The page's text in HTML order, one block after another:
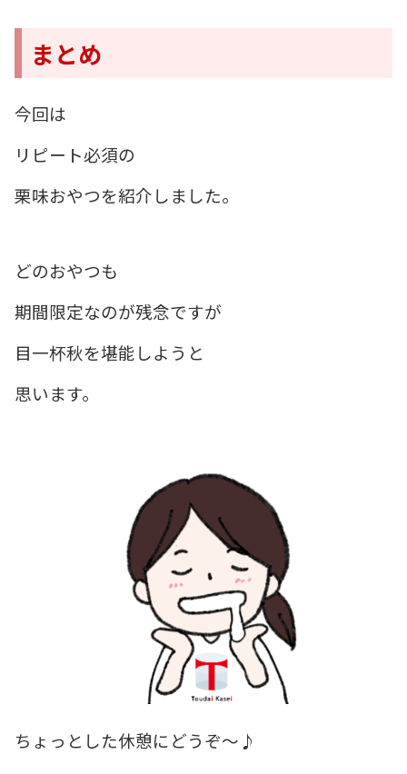
まとめ
今回は
リピート必須の
栗味おやつを紹介しました。
どのおやつも
期間限定なのが残念ですが
目一杯秋を堪能しようと
思います。
ちょっとした休憩にどうぞ～♪